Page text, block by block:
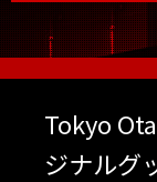
Tokyo
ジナルグ